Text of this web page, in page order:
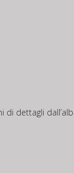
di dettagli